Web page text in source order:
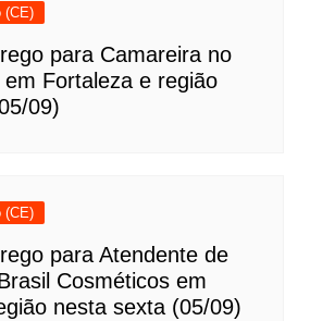
(CE)
para Camareira no
Fortaleza e região
09)
(CE)
para Atendente de
Cosméticos em
nesta sexta (05/09)